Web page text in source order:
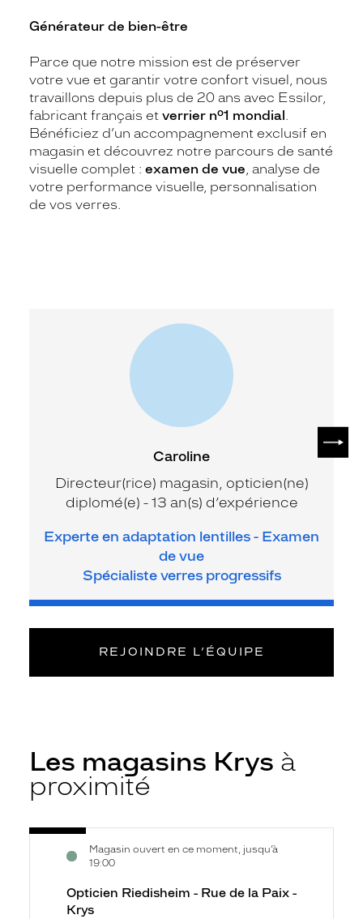
Générateur de bien-être
Parce que notre mission est de préserver
votre vue et garantir votre confort visuel, nous
travaillons depuis plus de 20 ans avec Essilor,
fabricant français et verrier n°1 mondial
Bénéficiez d’un accompagnement exclusif en
magasin et découvrez notre parcours de santé
visuelle complet : examen de vue , analyse de
votre performance visuelle, personnalisation
de vos verres.
Caroline
Directeur(rice) magasin, opticien(ne)
diplomé(e) - 13 an(s) d’expérience
Experte en adaptation lentilles - Examen
de vue
Spécialiste verres progressifs
REJOINDRE L’ÉQUIPE
Les magasins Krys à
proximité
Opticien
RiedisheimMagasin ouvert en ce moment, jusqu’à
19:00
Voir
Opticien Riedisheim - Rue de la Paix -
Krys